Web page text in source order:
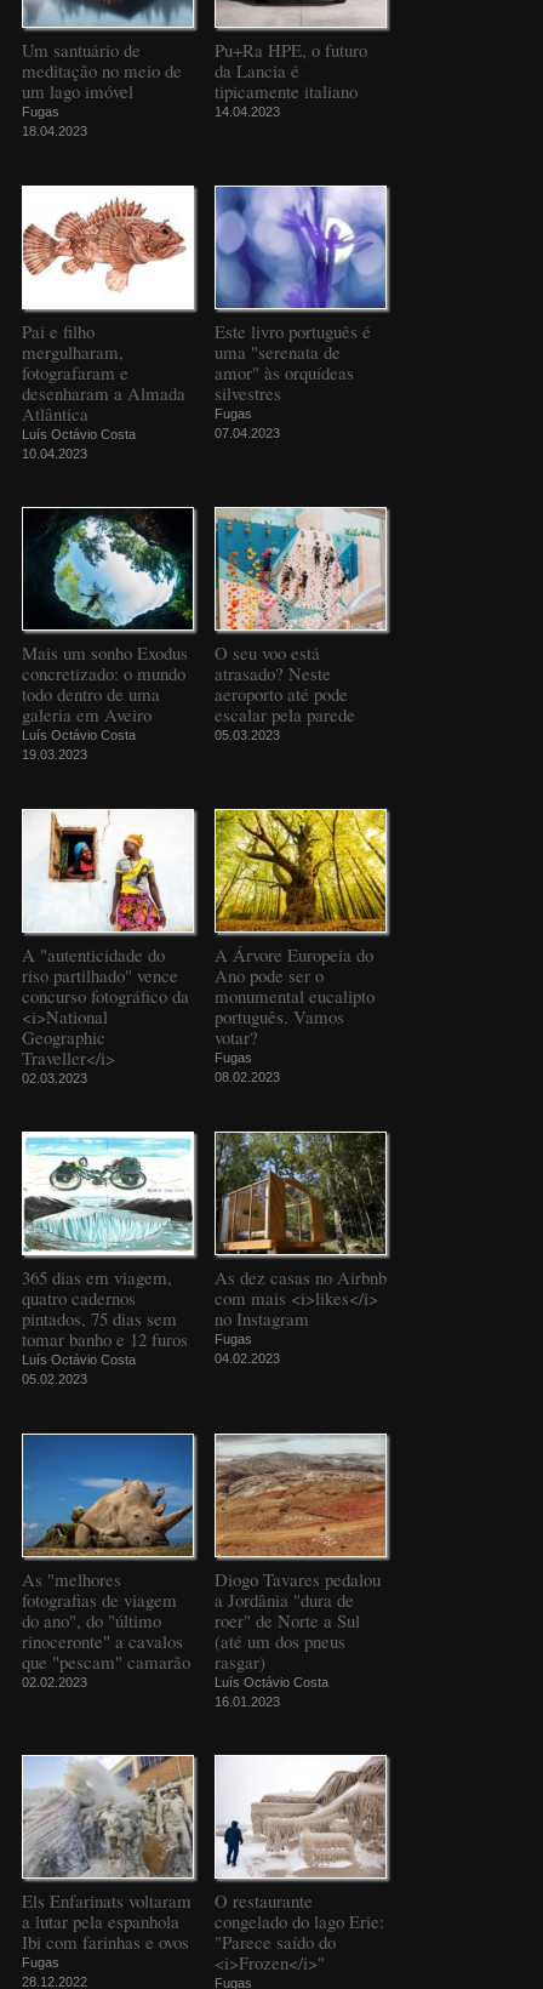
Um santuário de
meditação no meio de
um lago imóvel
Fugas
18.04.2023
Pu+Ra HPE, o futuro
da Lancia é
tipicamente italiano
14.04.2023
Pai e filho
mergulharam,
fotografaram e
desenharam a Almada
Atlântica
Luís Octávio Costa
10.04.2023
Este livro português é
uma "serenata de
amor" às orquídeas
silvestres
Fugas
07.04.2023
Mais um sonho Exodus
concretizado: o mundo
todo dentro de uma
galeria em Aveiro
Luís Octávio Costa
19.03.2023
O seu voo está
atrasado? Neste
aeroporto até pode
escalar pela parede
05.03.2023
A "autenticidade do
riso partilhado" vence
concurso fotográfico da
<i>National
Geographic
Traveller</i>
02.03.2023
A Árvore Europeia do
Ano pode ser o
monumental eucalipto
português. Vamos
votar?
Fugas
08.02.2023
365 dias em viagem,
quatro cadernos
pintados, 75 dias sem
tomar banho e 12 furos
Luís Octávio Costa
05.02.2023
As dez casas no Airbnb
com mais <i>likes</i>
no Instagram
Fugas
04.02.2023
As "melhores
fotografias de viagem
do ano", do "último
rinoceronte" a cavalos
que "pescam" camarão
02.02.2023
Diogo Tavares pedalou
a Jordânia "dura de
roer" de Norte a Sul
(até um dos pneus
rasgar)
Luís Octávio Costa
16.01.2023
Els Enfarinats voltaram
a lutar pela espanhola
Ibi com farinhas e ovos
Fugas
28.12.2022
O restaurante
congelado do lago Erie:
"Parece saído do
<i>Frozen</i>"
Fugas